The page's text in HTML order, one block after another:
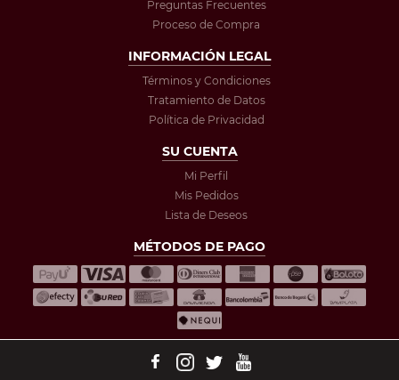
Preguntas Frecuentes
Proceso de Compra
INFORMACIÓN LEGAL
Términos y Condiciones
Tratamiento de Datos
Política de Privacidad
SU CUENTA
Mi Perfil
Mis Pedidos
Lista de Deseos
MÉTODOS DE PAGO